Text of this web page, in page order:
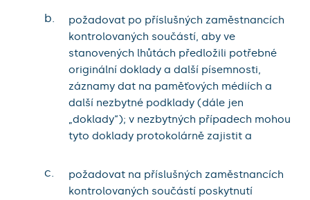
b.
požadovat po příslušných zaměstnancích
kontrolovaných součástí, aby ve
stanovených lhůtách předložili potřebné
originální doklady a další písemnosti,
záznamy dat na paměťových médiích a
další nezbytné podklady (dále jen
„doklady“); v nezbytných případech mohou
tyto doklady protokolárně zajistit a
c.
požadovat na příslušných zaměstnancích
kontrolovaných součástí poskytnutí